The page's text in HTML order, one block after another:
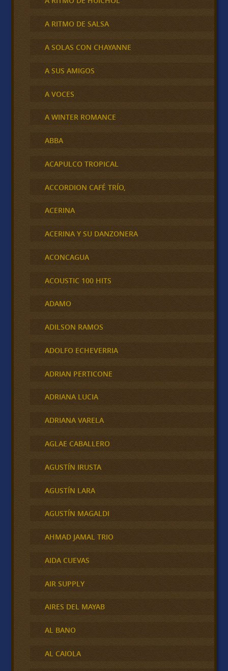
A RITMO DE SALSA
A SOLAS CON CHAYANNE
A SUS AMIGOS
A VOCES
A WINTER ROMANCE
ABBA
ACAPULCO TROPICAL
ACCORDION CAFÉ TRÍO,
ACERINA
ACERINA Y SU DANZONERA
ACONCAGUA
ACOUSTIC 100 HITS
ADAMO
ADILSON RAMOS
ADOLFO ECHEVERRIA
ADRIAN PERTICONE
ADRIANA LUCIA
ADRIANA VARELA
AGLAE CABALLERO
AGUSTÍN IRUSTA
AGUSTÍN LARA
AGUSTÍN MAGALDI
AHMAD JAMAL TRIO
AIDA CUEVAS
AIR SUPPLY
AIRES DEL MAYAB
AL BANO
AL CAIOLA